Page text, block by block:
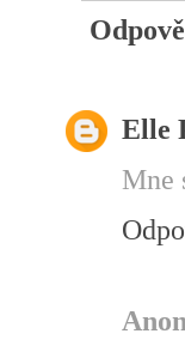
Elle
Mne